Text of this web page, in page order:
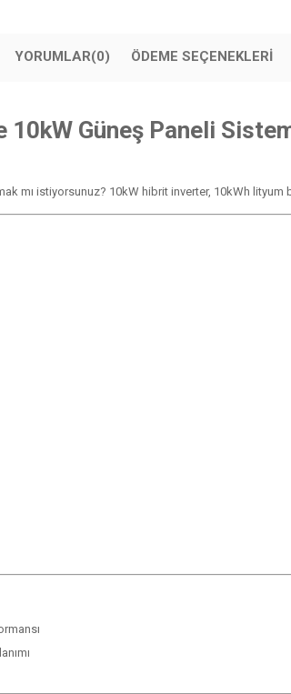
YORUMLAR(0) ÖDEME SEÇENEKLERI
Güneş Paneli
mı istiyorsunuz? 10kW hibrit inverter, 10kWh